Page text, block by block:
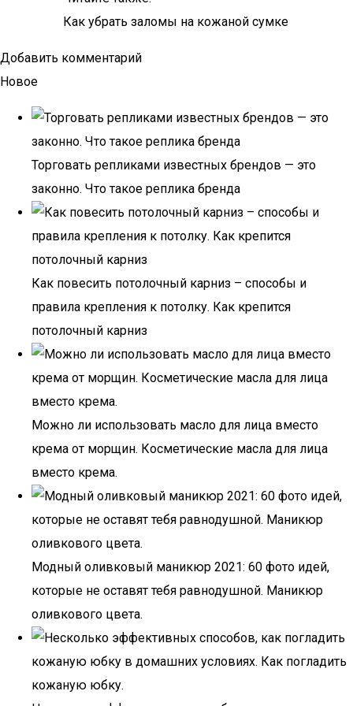
Как убрать заломы на кожаной сумке
Добавить комментарий
Новое
Торговать репликами известных брендов — это
законно. Что такое реплика бренда
Как повесить потолочный карниз – способы и
правила крепления к потолку. Как крепится
потолочный карниз
Можно ли использовать масло для лица вместо
крема от морщин. Косметические масла для лица
вместо крема.
Модный оливковый маникюр 2021: 60 фото идей,
которые не оставят тебя равнодушной. Маникюр
оливкового цвета.